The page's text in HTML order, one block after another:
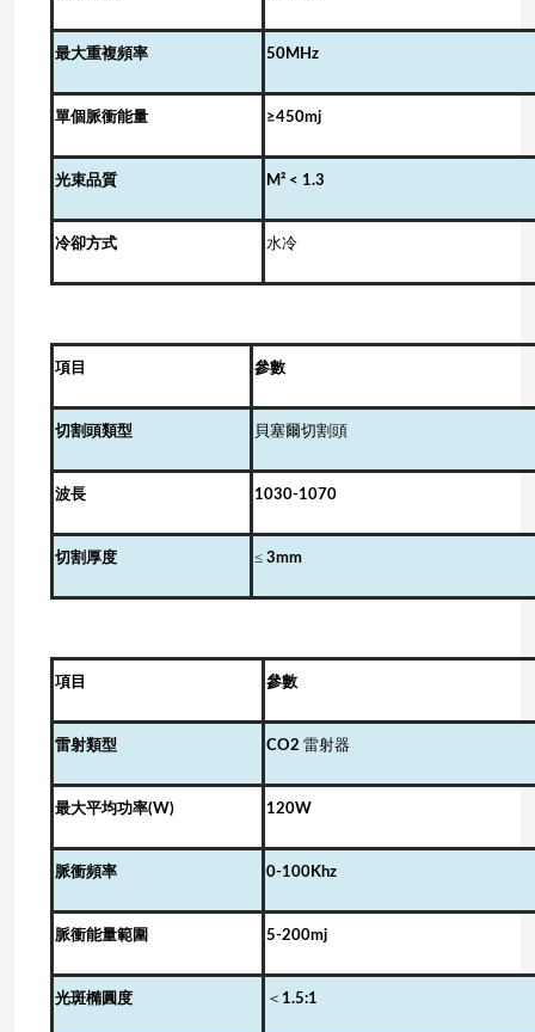
最大重複頻率 50MHz
單個脈衝能量 ≥450mj
光束品質 M² < 1.3
冷卻方式 水冷
項目 參數
切割頭類型 貝塞爾切割頭
波長 1030-1070
切割厚度 ≤ 3mm
項目 參數
雷射類型 CO2 雷射器
最大平均功率(W) 120W
脈衝頻率 0-100Khz
脈衝能量範圍 5-200mj
光斑橢圓度 ＜ 1.5:1